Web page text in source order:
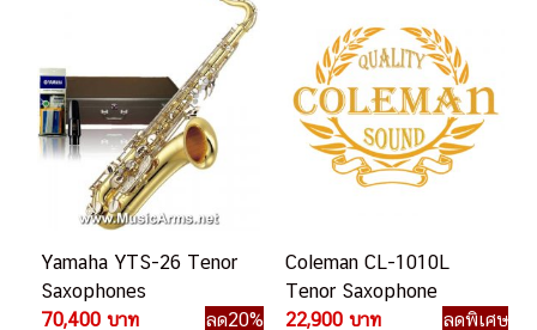
Yamaha YTS-26 Tenor
Saxophones
70,400 บาท
ลด20%
Coleman CL-1010L
Tenor Saxophone
22,900 บาท
ลดพิเศษ